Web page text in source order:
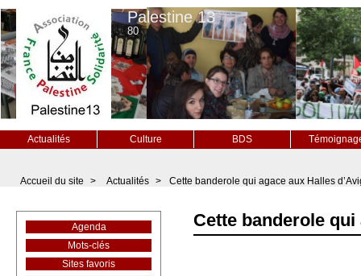
Palestine 13
80
Actualités Culture BDS
Accueil du site > Actualités > Cette banderole qui agace aux Halles
Cette banderole qui
Agenda
Mots-clés
Sites favoris